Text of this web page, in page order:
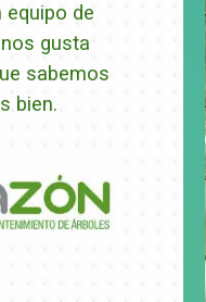
equipo de
gusta
sabemos
bien.